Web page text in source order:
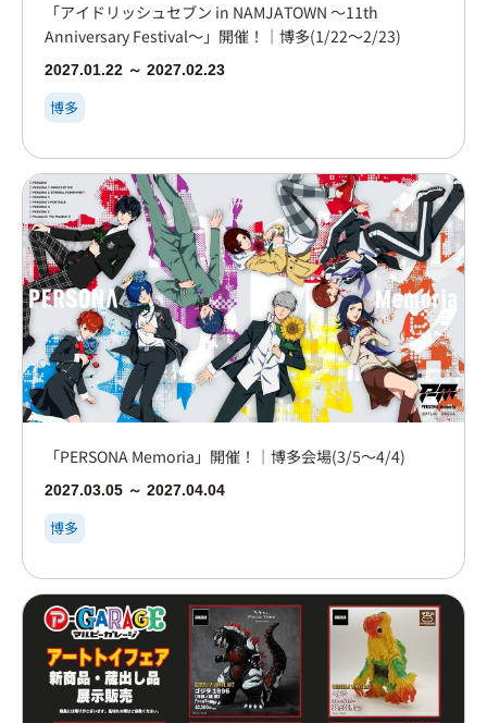
「アイドリッシュセブン in NAMJATOWN ～11th
Anniversary Festival～」開催！｜博多(1/22～2/23)
2027.01.22 ～ 2027.02.23
博多
「PERSONA Memoria」開催！｜博多会場(3/5～4/4)
2027.03.05 ～ 2027.04.04
博多